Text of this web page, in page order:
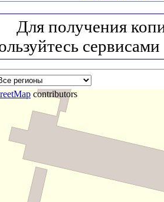
Для получения
сервисами
contributors